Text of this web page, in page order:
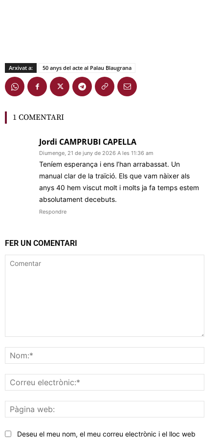
Arxivat a: 50 anys del acte al Palau Blaugrana
1 COMENTARI
Jordi CAMPRUBI CAPELLA
Diumenge, 21 de juny de 2026 A les 11:36 am
Teníem esperança i ens l’han arrabassat. Un
manual clar de la traïció. Els que vam nàixer als
anys 40 hem viscut molt i molts ja fa temps estem
absolutament decebuts.
Respondre
FER UN COMENTARI
web:
Deseu el meu nom, el meu correu electrònic i el lloc web